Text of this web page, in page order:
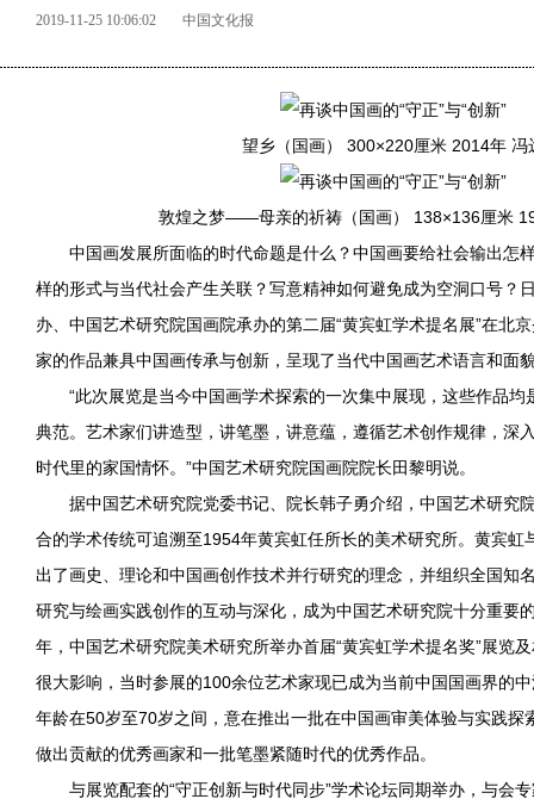
2019-11-25 10:06:02 中国文化报
望乡（国画） 300×220厘米 2014年 冯
敦煌之梦——母亲的祈祷（国画） 138×136厘米
中国画发展所面临的时代命题是什么？中国画要给社会输出怎
样的形式与当代社会产生关联？写意精神如何避免成为空洞口号？
办、中国艺术研究院国画院承办的第二届“黄宾虹学术提名展”在北
家的作品兼具中国画传承与创新 ，呈现了当代中国画艺术语言和面
“此次展览是当今中国画学术探索的一次集中展现，这些作品
典范。艺术家们讲造型，讲笔墨，讲意蕴，遵循艺术创作规律，深
时代里的家国情怀。”中国艺术研究院国画院院长田黎明说。
据中国艺术研究院党委书记、院长韩子勇介绍，中国艺术研究
合的学术传统可追溯至1954年黄宾虹任所长的美术研究所。黄宾虹
出了画史、理论和中国画创作技术并行研究的理念，并组织全国知
研究与绘画实践创作的互动与深化，成为中国艺术研究院十分重要
年，中国艺术研究院美术研究所举办首届“黄宾虹学术提名奖”展览
很大影响，当时参展的100余位艺术家现已成为当前中国国画界的
年龄在50岁至70岁之间，意在推出一批在中国画审美体验与实践探
做出贡献的优秀画家和一批笔墨紧随时代的优秀作品。
与展览配套的“守正创新与时代同步”学术论坛同期举办，与会